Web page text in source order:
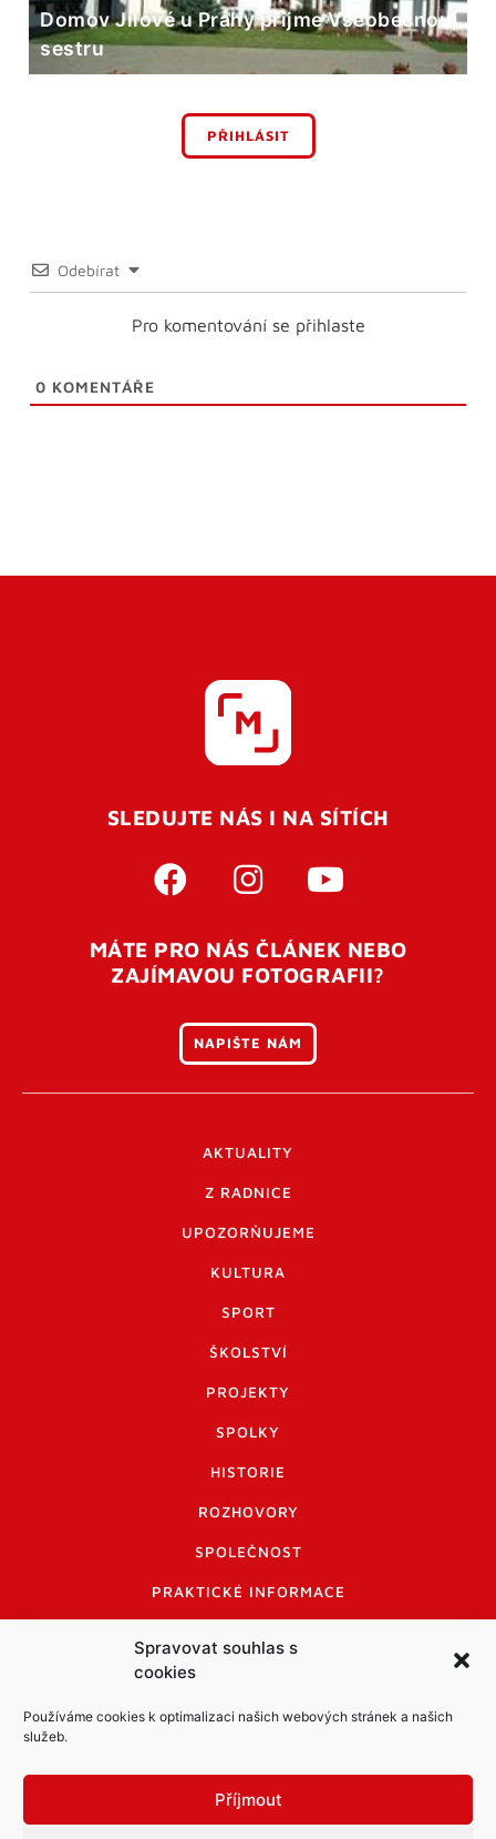
Spravovat souhlas s
cookies
Používáme cookies k optimalizaci našich webových stránek a našich
služeb.
Příjmout
Domov Jílové u Prahy přijme Všeobecnou
sestru
PŘIHLÁSIT
Odebírat
Pro komentování se přihlaste
0 KOMENTÁŘE
SLEDUJTE NÁS I NA SÍTÍCH
MÁTE PRO NÁS ČLÁNEK NEBO
ZAJÍMAVOU FOTOGRAFII?
NAPIŠTE NÁM
AKTUALITY
Z RADNICE
UPOZORŇUJEME
KULTURA
SPORT
ŠKOLSTVÍ
PROJEKTY
SPOLKY
HISTORIE
ROZHOVORY
SPOLEČNOST
PRAKTICKÉ INFORMACE
INFORMACE A KODEX DISKUTUJÍCÍCH
LOGO A LOGO MANUÁL